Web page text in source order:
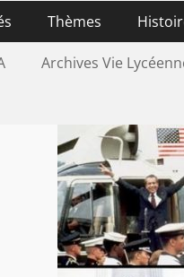
Thèmes
Archives Vie